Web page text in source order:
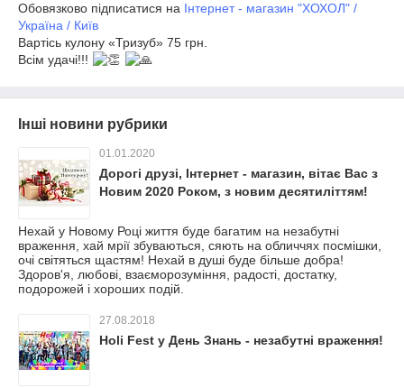
Обовязково підписатися на Інтернет - магазин "ХОХОЛ" /
Україна / Київ
Вартісь кулону «Тризуб» 75 грн.
Всім удачі!!!
Інші новини рубрики
01.01.2020
Дорогі друзі, Інтернет - магазин, вітає Вас з
Новим 2020 Роком, з новим десятиліттям!
Нехай у Новому Році життя буде багатим на незабутні
враження, хай мрії збуваються, сяють на обличчях посмішки,
очі світяться щастям! Нехай в душі буде більше добра!
Здоров'я, любові, взаєморозуміння, радості, достатку,
подорожей і хороших подій.
27.08.2018
Holi Fest у День Знань - незабутні враження!